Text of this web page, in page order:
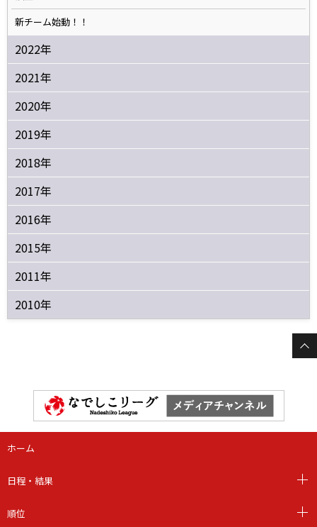
新チーム始動！！
2022年
2021年
2020年
2019年
2018年
2017年
2016年
2015年
2011年
2010年
ホーム
日程・結果
順位